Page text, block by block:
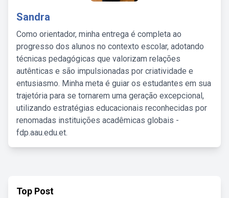
Sandra
Como orientador, minha entrega é completa ao
progresso dos alunos no contexto escolar, adotando
técnicas pedagógicas que valorizam relações
autênticas e são impulsionadas por criatividade e
entusiasmo. Minha meta é guiar os estudantes em sua
trajetória para se tornarem uma geração excepcional,
utilizando estratégias educacionais reconhecidas por
renomadas instituições acadêmicas globais -
fdp.aau.edu.et.
Top Post